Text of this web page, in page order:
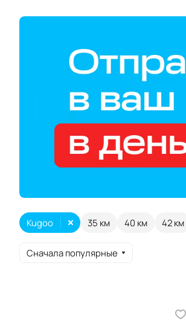
35 км 40 км 42 км
Kugoo
Сначала популярные